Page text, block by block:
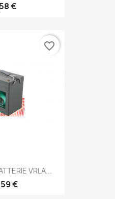
€
VRLA...
€
favorite_border